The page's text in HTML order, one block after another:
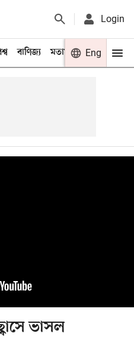
Login
বাণিজ্য মতামত খেলা
Eng
ভাসল